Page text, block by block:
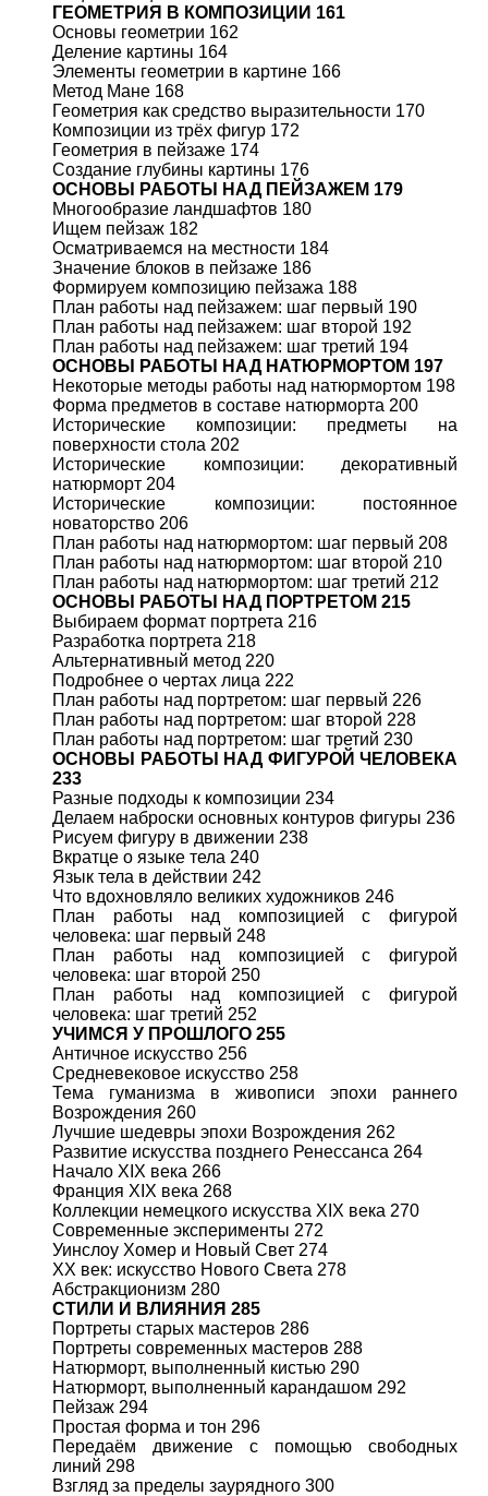
ГЕОМЕТРИЯ В КОМПОЗИЦИИ 161
Основы геометрии 162
Деление картины 164
Элементы геометрии в картине 166
Метод Мане 168
Геометрия как средство выразительности 170
Композиции из трёх фигур 172
Геометрия в пейзаже 174
Создание глубины картины 176
ОСНОВЫ РАБОТЫ НАД ПЕЙЗАЖЕМ 179
Многообразие ландшафтов 180
Ищем пейзаж 182
Осматриваемся на местности 184
Значение блоков в пейзаже 186
Формируем композицию пейзажа 188
План работы над пейзажем: шаг первый 190
План работы над пейзажем: шаг второй 192
План работы над пейзажем: шаг третий 194
ОСНОВЫ РАБОТЫ НАД НАТЮРМОРТОМ 197
Некоторые методы работы над натюрмортом 198
Форма предметов в составе натюрморта 200
Исторические композиции: предметы на
поверхности стола 202
Исторические композиции: декоративный
натюрморт 204
Исторические композиции: постоянное
новаторство 206
План работы над натюрмортом: шаг первый 208
План работы над натюрмортом: шаг второй 210
План работы над натюрмортом: шаг третий 212
ОСНОВЫ РАБОТЫ НАД ПОРТРЕТОМ 215
Выбираем формат портрета 216
Разработка портрета 218
Альтернативный метод 220
Подробнее о чертах лица 222
План работы над портретом: шаг первый 226
План работы над портретом: шаг второй 228
План работы над портретом: шаг третий 230
ОСНОВЫ РАБОТЫ НАД ФИГУРОЙ ЧЕЛОВЕКА
233
Разные подходы к композиции 234
Делаем наброски основных контуров фигуры 236
Рисуем фигуру в движении 238
Вкратце о языке тела 240
Язык тела в действии 242
Что вдохновляло великих художников 246
План работы над композицией с фигурой
человека: шаг первый 248
План работы над композицией с фигурой
человека: шаг второй 250
План работы над композицией с фигурой
человека: шаг третий 252
УЧИМСЯ У ПРОШЛОГО 255
Античное искусство 256
Средневековое искусство 258
Тема гуманизма в живописи эпохи раннего
Возрождения 260
Лучшие шедевры эпохи Возрождения 262
Развитие искусства позднего Ренессанса 264
Начало XIX века 266
Франция XIX века 268
Коллекции немецкого искусства XIX века 270
Современные эксперименты 272
Уинслоу Хомер и Новый Свет 274
XX век: искусство Нового Света 278
Абстракционизм 280
СТИЛИ И ВЛИЯНИЯ 285
Портреты старых мастеров 286
Портреты современных мастеров 288
Натюрморт, выполненный кистью 290
Натюрморт, выполненный карандашом 292
Пейзаж 294
Простая форма и тон 296
Передаём движение с помощью свободных
линий 298
Взгляд за пределы заурядного 300